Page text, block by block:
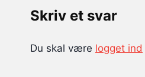
Skriv et svar
Du skal være logget ind